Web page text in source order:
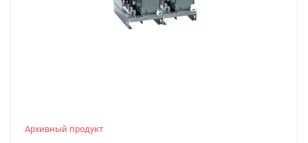
Архивный продукт